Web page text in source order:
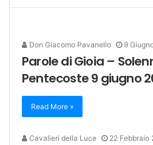
Don Giacomo Pavanello 9
Parole di Gioia –
Pentecoste 9 giugno
Read More »
Cavalieri della Luce 22 Febbraio